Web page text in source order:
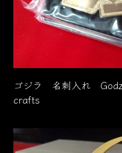
ゴジラ 名刺入れ
crafts